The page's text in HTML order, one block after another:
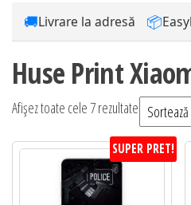
🚚Livrare la adresă 📦
Huse Print
Afișez toate cele 7 rezultate Sortat
după
preț:
SUPER PRET!